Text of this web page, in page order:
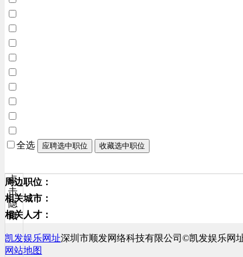
全选
应聘选中职位 收藏选中职位
周边职位：
相关城市：
相关人才：
凯发娱乐网址深圳市顺发网络科技有限公司©凯发娱乐网
点
击
隐
藏
网站地图